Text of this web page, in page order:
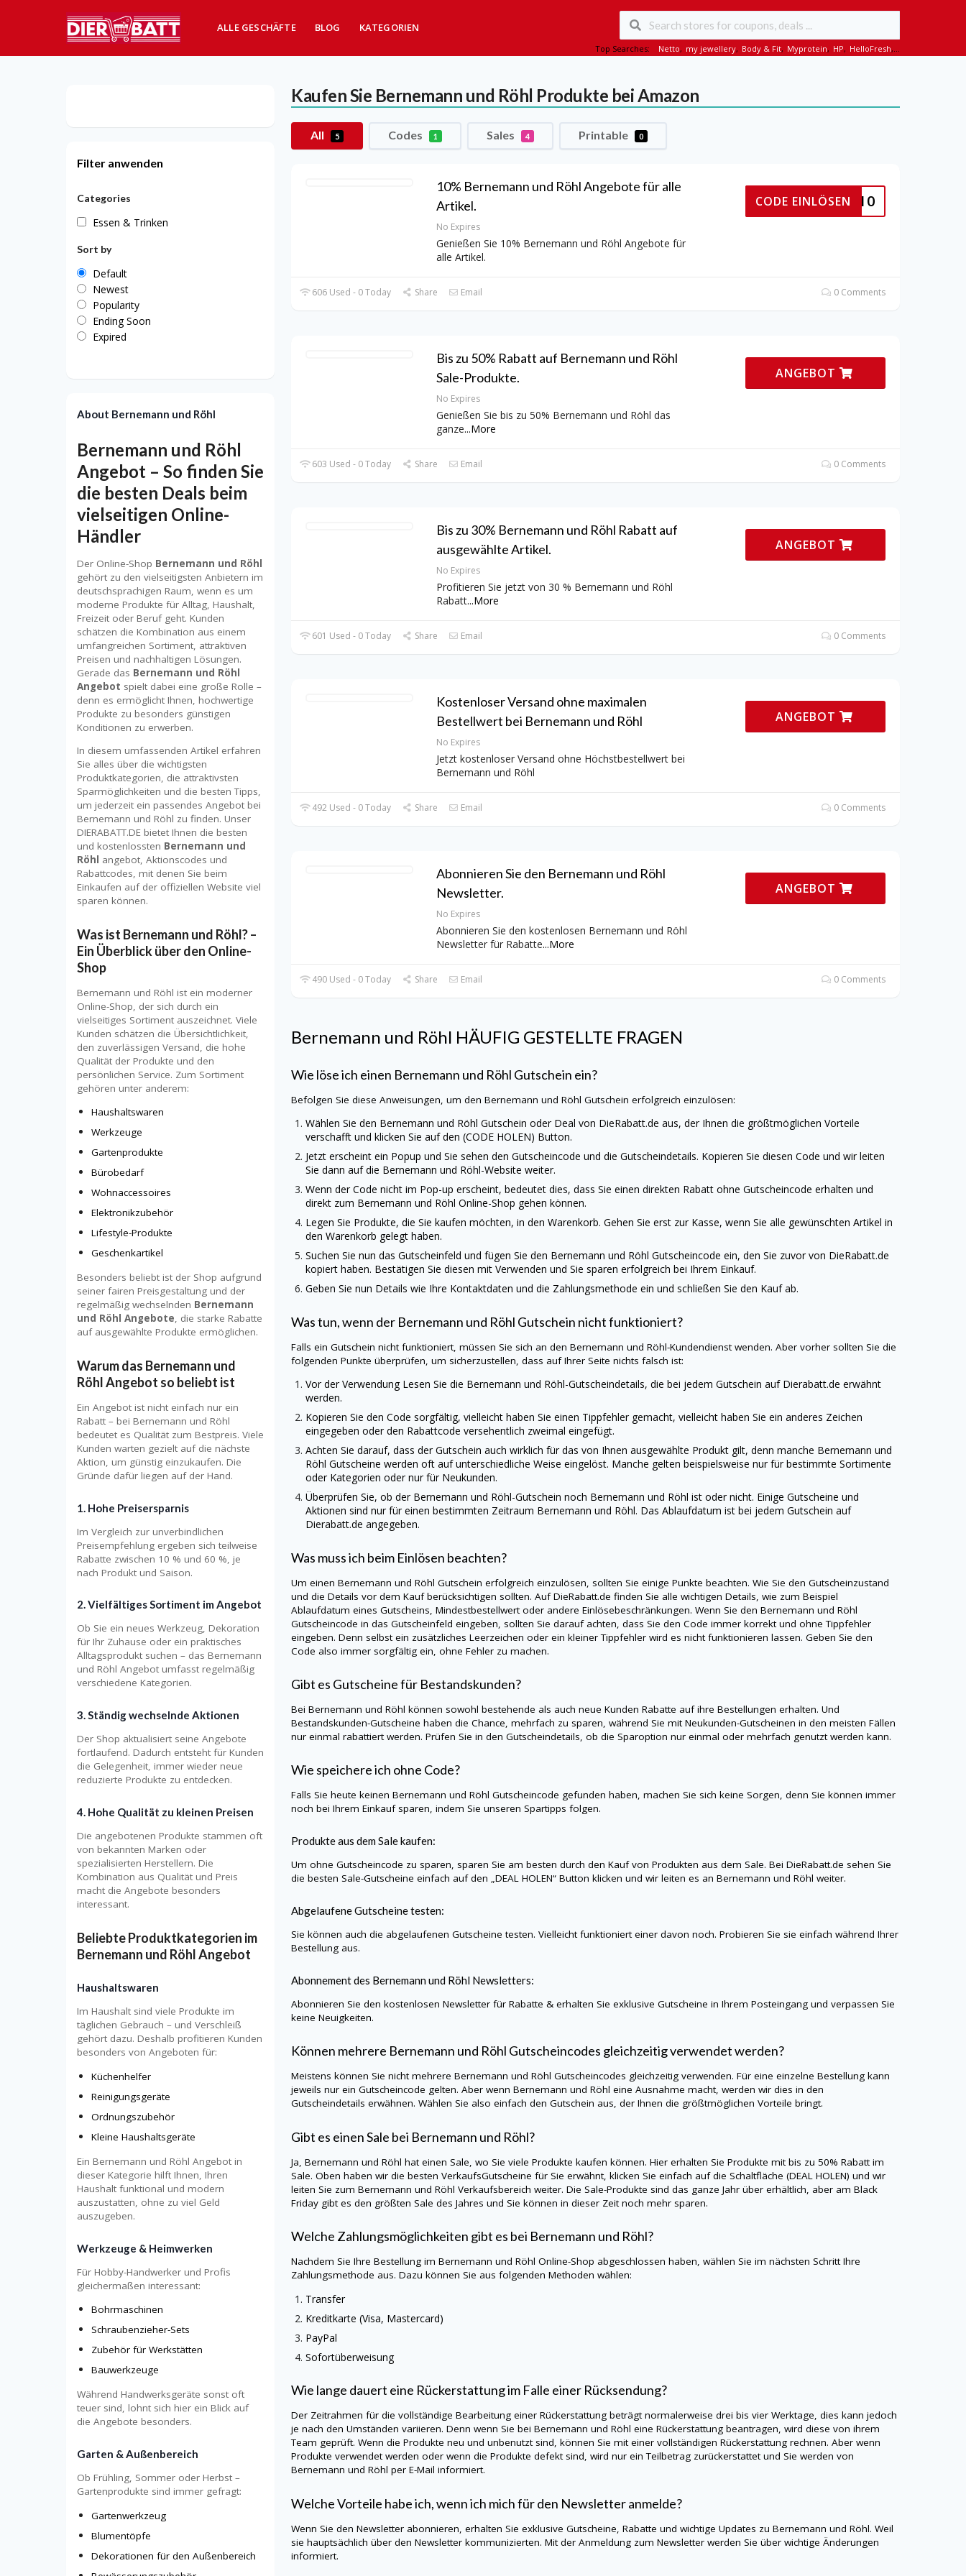
ALLE GESCHÄFTE BLOG KATEGORIEN
Top Searches: Netto, my jewellery, Body & Fit, Myprotein, HP, HelloFresh,...
Kaufen Sie Bernemann und Röhl Produkte bei Amazon
All 5 Codes 1 Sales 4 Printable 0
10% Bernemann und Röhl Angebote für alle
Artikel.
No Expires
Genießen Sie 10% Bernemann und Röhl Angebote für
alle Artikel.
DRÖHL10
CODE EINLÖSEN
606 Used - 0 Today Share Email 0 Comments
Bis zu 50% Rabatt auf Bernemann und Röhl
Sale-Produkte.
No Expires
Genießen Sie bis zu 50% Bernemann und Röhl das
ganze...More
ANGEBOT
603 Used - 0 Today Share Email 0 Comments
Bis zu 30% Bernemann und Röhl Rabatt auf
ausgewählte Artikel.
No Expires
Profitieren Sie jetzt von 30 % Bernemann und Röhl
Rabatt...More
ANGEBOT
601 Used - 0 Today Share Email 0 Comments
Kostenloser Versand ohne maximalen
Bestellwert bei Bernemann und Röhl
No Expires
Jetzt kostenloser Versand ohne Höchstbestellwert bei
Bernemann und Röhl
ANGEBOT
492 Used - 0 Today Share Email 0 Comments
Abonnieren Sie den Bernemann und Röhl
Newsletter.
No Expires
Abonnieren Sie den kostenlosen Bernemann und Röhl
Newsletter für Rabatte...More
ANGEBOT
490 Used - 0 Today Share Email 0 Comments
Bernemann und Röhl HÄUFIG GESTELLTE FRAGEN
Wie löse ich einen Bernemann und Röhl Gutschein ein?
Befolgen Sie diese Anweisungen, um den Bernemann und Röhl Gutschein erfolgreich einzulösen:
Wählen Sie den Bernemann und Röhl Gutschein oder Deal von DieRabatt.de aus, der Ihnen die größtmöglichen Vorteile
verschafft und klicken Sie auf den (CODE HOLEN) Button.
Jetzt erscheint ein Popup und Sie sehen den Gutscheincode und die Gutscheindetails. Kopieren Sie diesen Code und wir leiten
Sie dann auf die Bernemann und Röhl-Website weiter.
Wenn der Code nicht im Pop-up erscheint, bedeutet dies, dass Sie einen direkten Rabatt ohne Gutscheincode erhalten und
direkt zum Bernemann und Röhl Online-Shop gehen können.
Legen Sie Produkte, die Sie kaufen möchten, in den Warenkorb. Gehen Sie erst zur Kasse, wenn Sie alle gewünschten Artikel in
den Warenkorb gelegt haben.
Suchen Sie nun das Gutscheinfeld und fügen Sie den Bernemann und Röhl Gutscheincode ein, den Sie zuvor von DieRabatt.de
kopiert haben. Bestätigen Sie diesen mit Verwenden und Sie sparen erfolgreich bei Ihrem Einkauf.
Geben Sie nun Details wie Ihre Kontaktdaten und die Zahlungsmethode ein und schließen Sie den Kauf ab.
Was tun, wenn der Bernemann und Röhl Gutschein nicht funktioniert?
Falls ein Gutschein nicht funktioniert, müssen Sie sich an den Bernemann und Röhl-Kundendienst wenden. Aber vorher sollten Sie die
folgenden Punkte überprüfen, um sicherzustellen, dass auf Ihrer Seite nichts falsch ist:
Vor der Verwendung Lesen Sie die Bernemann und Röhl-Gutscheindetails, die bei jedem Gutschein auf Dierabatt.de erwähnt
werden.
Kopieren Sie den Code sorgfältig, vielleicht haben Sie einen Tippfehler gemacht, vielleicht haben Sie ein anderes Zeichen
eingegeben oder den Rabattcode versehentlich zweimal eingefügt.
Achten Sie darauf, dass der Gutschein auch wirklich für das von Ihnen ausgewählte Produkt gilt, denn manche Bernemann und
Röhl Gutscheine werden oft auf unterschiedliche Weise eingelöst. Manche gelten beispielsweise nur für bestimmte Sortimente
oder Kategorien oder nur für Neukunden.
Überprüfen Sie, ob der Bernemann und Röhl-Gutschein noch Bernemann und Röhl ist oder nicht. Einige Gutscheine und
Aktionen sind nur für einen bestimmten Zeitraum Bernemann und Röhl. Das Ablaufdatum ist bei jedem Gutschein auf
Dierabatt.de angegeben.
Was muss ich beim Einlösen beachten?
Um einen Bernemann und Röhl Gutschein erfolgreich einzulösen, sollten Sie einige Punkte beachten. Wie Sie den Gutscheinzustand
und die Details vor dem Kauf berücksichtigen sollten. AufDieRabatt.de finden Sie alle wichtigen Details, wie zum Beispiel
Ablaufdatum eines Gutscheins, Mindestbestellwert oder andere Einlösebeschränkungen. Wenn Sie den Bernemann und Röhl
Gutscheincode in das Gutscheinfeld eingeben, sollten Sie darauf achten, dass Sie den Code immer korrekt und ohne Tippfehler
eingeben. Denn selbst ein zusätzliches Leerzeichen oder ein kleiner Tippfehler wird es nicht funktionieren lassen. Geben Sie den
Code also immer sorgfältig ein, ohne Fehler zu machen.
Gibt es Gutscheine für Bestandskunden?
Bei Bernemann und Röhl können sowohl bestehende als auch neue Kunden Rabatte auf ihre Bestellungen erhalten. Und
Bestandskunden-Gutscheine haben die Chance, mehrfach zu sparen, während Sie mit Neukunden-Gutscheinen in den meisten Fällen
nur einmal rabattiert werden. Prüfen Sie in den Gutscheindetails, ob die Sparoption nur einmal oder mehrfach genutzt werden kann.
Wie speichere ich ohne Code?
Falls Sie heute keinen Bernemann und Röhl Gutscheincode gefunden haben, machen Sie sich keine Sorgen, denn Sie können immer
noch bei Ihrem Einkauf sparen, indem Sie unseren Spartipps folgen.
Produkte aus dem Sale kaufen:
Um ohne Gutscheincode zu sparen, sparen Sie am besten durch den Kauf von Produkten aus dem Sale. BeiDieRabatt.de sehen Sie
die besten Sale-Gutscheine einfach auf den „DEAL HOLEN“ Button klicken und wir leiten es an Bernemann und Röhl weiter.
Abgelaufene Gutscheine testen:
Sie können auch die abgelaufenen Gutscheine testen. Vielleicht funktioniert einer davon noch. Probieren Sie sie einfach während Ihrer
Bestellung aus.
Abonnement des Bernemann und Röhl Newsletters:
Abonnieren Sie den kostenlosen Newsletter für Rabatte & erhalten Sie exklusive Gutscheine in Ihrem Posteingang und verpassen Sie
keine Neuigkeiten.
Können mehrere Bernemann und Röhl Gutscheincodes gleichzeitig verwendet werden?
Meistens können Sie nicht mehrere Bernemann und Röhl Gutscheincodes gleichzeitig verwenden. Für eine einzelne Bestellung kann
jeweils nur ein Gutscheincode gelten. Aber wenn Bernemann und Röhl eine Ausnahme macht, werden wir dies in den
Gutscheindetails erwähnen. Wählen Sie also einfach den Gutschein aus, der Ihnen die größtmöglichen Vorteile bringt.
Gibt es einen Sale bei Bernemann und Röhl?
Ja, Bernemann und Röhl hat einen Sale, wo Sie viele Produkte kaufen können. Hier erhalten Sie Produkte mit bis zu 50% Rabatt im
Sale. Oben haben wir die besten VerkaufsGutscheine für Sie erwähnt, klicken Sie einfach auf die Schaltfläche (DEAL HOLEN) und wir
leiten Sie zum Bernemann und Röhl Verkaufsbereich weiter. Die Sale-Produkte sind das ganze Jahr über erhältlich, aber am Black
Friday gibt es den größten Sale des Jahres und Sie können in dieser Zeit noch mehr sparen.
Welche Zahlungsmöglichkeiten gibt es bei Bernemann und Röhl?
Nachdem Sie Ihre Bestellung im Bernemann und Röhl Online-Shop abgeschlossen haben, wählen Sie im nächsten Schritt Ihre
Zahlungsmethode aus. Dazu können Sie aus folgenden Methoden wählen:
Transfer
Kreditkarte (Visa, Mastercard)
PayPal
Sofortüberweisung
Wie lange dauert eine Rückerstattung im Falle einer Rücksendung?
Der Zeitrahmen für die vollständige Bearbeitung einer Rückerstattung beträgt normalerweise drei bis vier Werktage, dies kann jedoch
je nach den Umständen variieren. Denn wenn Sie bei Bernemann und Röhl eine Rückerstattung beantragen, wird diese von ihrem
Team geprüft. Wenn die Produkte neu und unbenutzt sind, können Sie mit einer vollständigen Rückerstattung rechnen. Aber wenn
Produkte verwendet werden oder wenn die Produkte defekt sind, wird nur ein Teilbetrag zurückerstattet und Sie werden von
Bernemann und Röhl per E-Mail informiert.
Welche Vorteile habe ich, wenn ich mich für den Newsletter anmelde?
Wenn Sie den Newsletter abonnieren, erhalten Sie exklusive Gutscheine, Rabatte und wichtige Updates zu Bernemann und Röhl. Weil
sie hauptsächlich über den Newsletter kommunizierten. Mit der Anmeldung zum Newsletter werden Sie über wichtige Änderungen
informiert.
Filter anwenden
Categories
Essen & Trinken
Sort by
Default
Newest
Popularity
Ending Soon
Expired
About Bernemann und Röhl
Bernemann und Röhl
Angebot – So finden Sie
die besten Deals beim
vielseitigen Online-
Händler
Der Online-Shop Bernemann und Röhl
gehört zu den vielseitigsten Anbietern im
deutschsprachigen Raum, wenn es um
moderne Produkte für Alltag, Haushalt,
Freizeit oder Beruf geht. Kunden
schätzen die Kombination aus einem
umfangreichen Sortiment, attraktiven
Preisen und nachhaltigen Lösungen.
Gerade das Bernemann und Röhl
Angebot spielt dabei eine große Rolle –
denn es ermöglicht Ihnen, hochwertige
Produkte zu besonders günstigen
Konditionen zu erwerben.
In diesem umfassenden Artikel erfahren
Sie alles über die wichtigsten
Produktkategorien, die attraktivsten
Sparmöglichkeiten und die besten Tipps,
um jederzeit ein passendes Angebot bei
Bernemann und Röhl zu finden. Unser
DIERABATT.DE bietet Ihnen die besten
und kostenlossten Bernemann und
Röhl angebot, Aktionscodes und
Rabattcodes, mit denen Sie beim
Einkaufen auf der offiziellen Website viel
sparen können.
Was ist Bernemann und Röhl? –
Ein Überblick über den Online-
Shop
Bernemann und Röhl ist ein moderner
Online-Shop, der sich durch ein
vielseitiges Sortiment auszeichnet. Viele
Kunden schätzen die Übersichtlichkeit,
den zuverlässigen Versand, die hohe
Qualität der Produkte und den
persönlichen Service. Zum Sortiment
gehören unter anderem:
Haushaltswaren
Werkzeuge
Gartenprodukte
Bürobedarf
Wohnaccessoires
Elektronikzubehör
Lifestyle-Produkte
Geschenkartikel
Besonders beliebt ist der Shop aufgrund
seiner fairen Preisgestaltung und der
regelmäßig wechselnden Bernemann
und Röhl Angebote, die starke Rabatte
auf ausgewählte Produkte ermöglichen.
Warum das Bernemann und
Röhl Angebot so beliebt ist
Ein Angebot ist nicht einfach nur ein
Rabatt – bei Bernemann und Röhl
bedeutet es Qualität zum Bestpreis. Viele
Kunden warten gezielt auf die nächste
Aktion, um günstig einzukaufen. Die
Gründe dafür liegen auf der Hand.
1. Hohe Preisersparnis
Im Vergleich zur unverbindlichen
Preisempfehlung ergeben sich teilweise
Rabatte zwischen 10 % und 60 %, je
nach Produkt und Saison.
2. Vielfältiges Sortiment im Angebot
Ob Sie ein neues Werkzeug, Dekoration
für Ihr Zuhause oder ein praktisches
Alltagsprodukt suchen – das Bernemann
und Röhl Angebot umfasst regelmäßig
verschiedene Kategorien.
3. Ständig wechselnde Aktionen
Der Shop aktualisiert seine Angebote
fortlaufend. Dadurch entsteht für Kunden
die Gelegenheit, immer wieder neue
reduzierte Produkte zu entdecken.
4. Hohe Qualität zu kleinen Preisen
Die angebotenen Produkte stammen oft
von bekannten Marken oder
spezialisierten Herstellern. Die
Kombination aus Qualität und Preis
macht die Angebote besonders
interessant.
Beliebte Produktkategorien im
Bernemann und Röhl Angebot
Haushaltswaren
Im Haushalt sind viele Produkte im
täglichen Gebrauch – und Verschleiß
gehört dazu. Deshalb profitieren Kunden
besonders von Angeboten für:
Küchenhelfer
Reinigungsgeräte
Ordnungszubehör
Kleine Haushaltsgeräte
Ein Bernemann und Röhl Angebot in
dieser Kategorie hilft Ihnen, Ihren
Haushalt funktional und modern
auszustatten, ohne zu viel Geld
auszugeben.
Werkzeuge & Heimwerken
Für Hobby-Handwerker und Profis
gleichermaßen interessant:
Bohrmaschinen
Schraubenzieher-Sets
Zubehör für Werkstätten
Bauwerkzeuge
Während Handwerksgeräte sonst oft
teuer sind, lohnt sich hier ein Blick auf
die Angebote besonders.
Garten & Außenbereich
Ob Frühling, Sommer oder Herbst –
Gartenprodukte sind immer gefragt:
Gartenwerkzeug
Blumentöpfe
Dekorationen für den Außenbereich